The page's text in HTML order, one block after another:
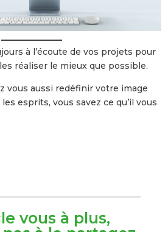
à l’écoute de vos projets pour
réaliser le mieux que possible.
vous aussi redéfinir votre image
esprits, vous savez ce qu’il vous
vous à plus,